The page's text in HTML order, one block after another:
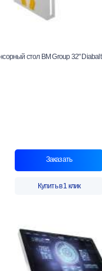
стол BM Group 32" Diabalt
Заказать
Купить в 1 клик